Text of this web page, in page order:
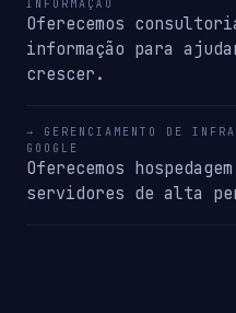
INFORMAÇÃO
Oferecemos
informação para
crescer.
→ GERENCIAMENTO DE
GOOGLE
Oferecemos
servidores de alta